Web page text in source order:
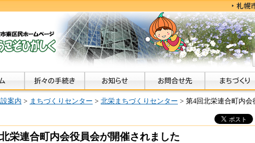
案内 > まちづくりセンター > 北栄まちづくりセンター > 第4回北栄連合町内
栄連合町内会役員会が開催されました